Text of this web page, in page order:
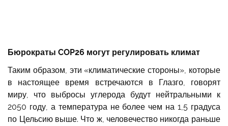
Бюрократы COP26 могут регулировать климат
Таким образом, эти «климатические стороны», которые
в настоящее время встречаются в Глазго, говорят
миру, что выбросы углерода будут нейтральными к
2050 году, а температура не более чем на 1,5 градуса
по Цельсию выше. Что ж, человечество никогда раньше